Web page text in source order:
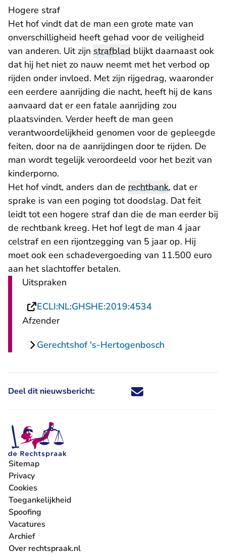
Hogere straf
Het hof vindt dat de man een grote mate van
onverschilligheid heeft gehad voor de veiligheid
van anderen. Uit zijn strafblad blijkt daarnaast ook
dat hij het niet zo nauw neemt met het verbod op
rijden onder invloed. Met zijn rijgedrag, waaronder
een eerdere aanrijding die nacht, heeft hij de kans
aanvaard dat er een fatale aanrijding zou
plaatsvinden. Verder heeft de man geen
verantwoordelijkheid genomen voor de gepleegde
feiten, door na de aanrijdingen door te rijden. De
man wordt tegelijk veroordeeld voor het bezit van
kinderporno.
Het hof vindt, anders dan de rechtbank, dat er
sprake is van een poging tot doodslag. Dat feit
leidt tot een hogere straf dan die de man eerder bij
de rechtbank kreeg. Het hof legt de man 4 jaar
celstraf en een rijontzegging van 5 jaar op. Hij
moet ook een schadevergoeding van 11.500 euro
aan het slachtoffer betalen.
Uitspraken
ECLI:NL:GHSHE:2019:4534- U verlaat
Afzender
Gerechtshof 's-Hertogenbosch
Deel dit nieuwsbericht: Deel dit nieuwsbericht via X -
Deel dit nieuwsbericht via
Deel dit nieuwsbericht
Deel dit
Sitemap
Privacy
Cookies
Toegankelijkheid
Spoofing
Vacatures
- U verlaat Rechtspraak.nl
Archief
Over rechtspraak.nl